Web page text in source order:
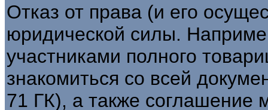
Отказ от права (и его
юридической силы.
участниками полного
знакомиться со всей
71 ГК), а также соглашение